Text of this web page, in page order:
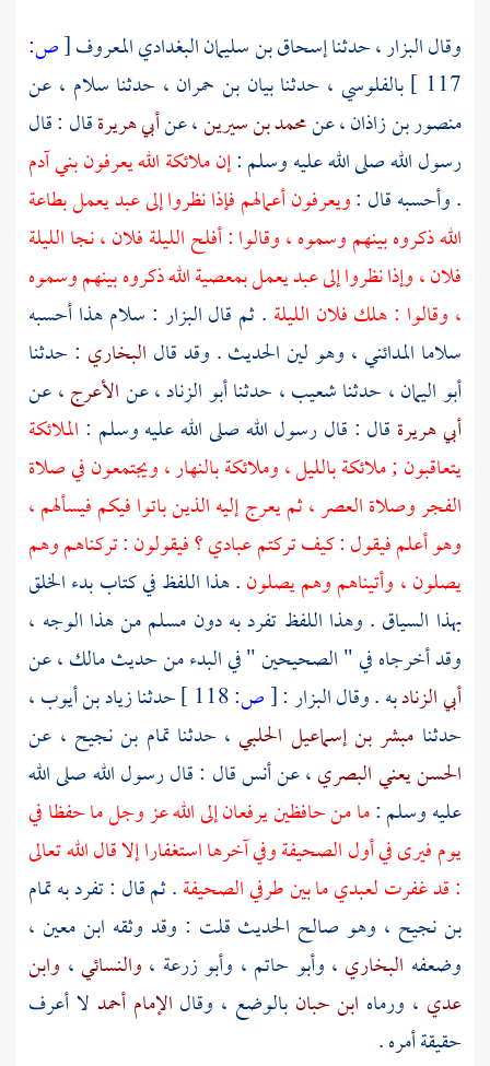
وقالالبزار، حدثناإسحاق بن سليمان البغدادي المعروف[ص:
117 ] بالفلوسي ، حدثنابيان بن حمران ، حدثنا سلام ، عن
منصور بن زاذان، عنمحمد بن سيرين، عنأبي هريرةقال : قال
رسول الله صلى الله عليه وسلم :إن ملائكة الله يعرفون بني آدم
. وأحسبه قال :ويعرفون أعمالهم فإذا نظروا إلى عبد يعمل بطاعة
الله ذكروه بينهم وسموه ، وقالوا : أفلح الليلة فلان ، نجا الليلة
فلان ، وإذا نظروا إلى عبد يعمل بمعصية الله ذكروه بينهم وسموه
، وقالوا : هلك فلان الليلة . ثم قالالبزار : سلامهذا أحسبه
سلاما المدائني، وهو لين الحديث . وقد قال البخاري : حدثنا
أبو اليمان، حدثناشعيب، حدثناأبو الزناد، عنالأعرج، عن
أبي هريرة قال : قال رسول الله صلى الله عليه وسلم : الملائكة
يتعاقبون ; ملائكة بالليل ، وملائكة بالنهار ، ويجتمعون في صلاة
الفجر وصلاة العصر ، ثم يعرج إليه الذين باتوا فيكم فيسألهم ،
وهو أعلم فيقول : كيف تركتم عبادي ؟ فيقولون : تركناهم وهم
يصلون ، وأتيناهم وهم يصلون. هذا اللفظ في كتاب بدء الخلق
بهذا السياق . وهذا اللفظ تفرد به دون مسلممن هذا الوجه ،
وقد أخرجاه في " الصحيحين " في البدء من حديثمالك، عن
أبي الزنادبه . وقالالبزار:
[ص: حدثنازياد بن أيوب،
حدثنا مبشر بن إسماعيل الحلبي ، حدثناتمام بن نجيح ، عن
الحسن يعني البصري، عنأنسقال : قال رسول الله صلى الله
عليه وسلم :ما من حافظين يرفعان إلى الله عز وجل ما حفظا في
يوم فيرى في أول الصحيفة وفي آخرها استغفارا إلا قال الله تعالى
: قد غفرت لعبدي ما بين طرفي الصحيفة. ثم قال : تفردبه تمام
بن نجيح ، وهو صالح الحديث قلت : وقد وثقه ابن معين ،
وضعفه البخاري ، وأبو حاتم ، وأبو زرعة ، والنسائي، وابن
عدي ، ورماه ابن حبانبالوضع ، وقال الإمام أحمد لا أعرف
حقيقة أمره .